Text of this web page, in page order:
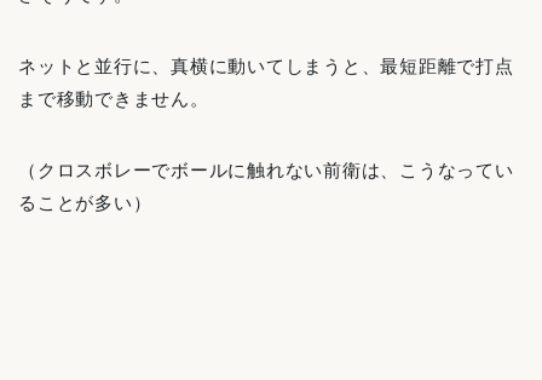
ネットと並行に、真横に動いてしまうと、最短距離で打点
まで移動できません。
（クロスボレーでボールに触れない前衛は、こうなってい
ることが多い）